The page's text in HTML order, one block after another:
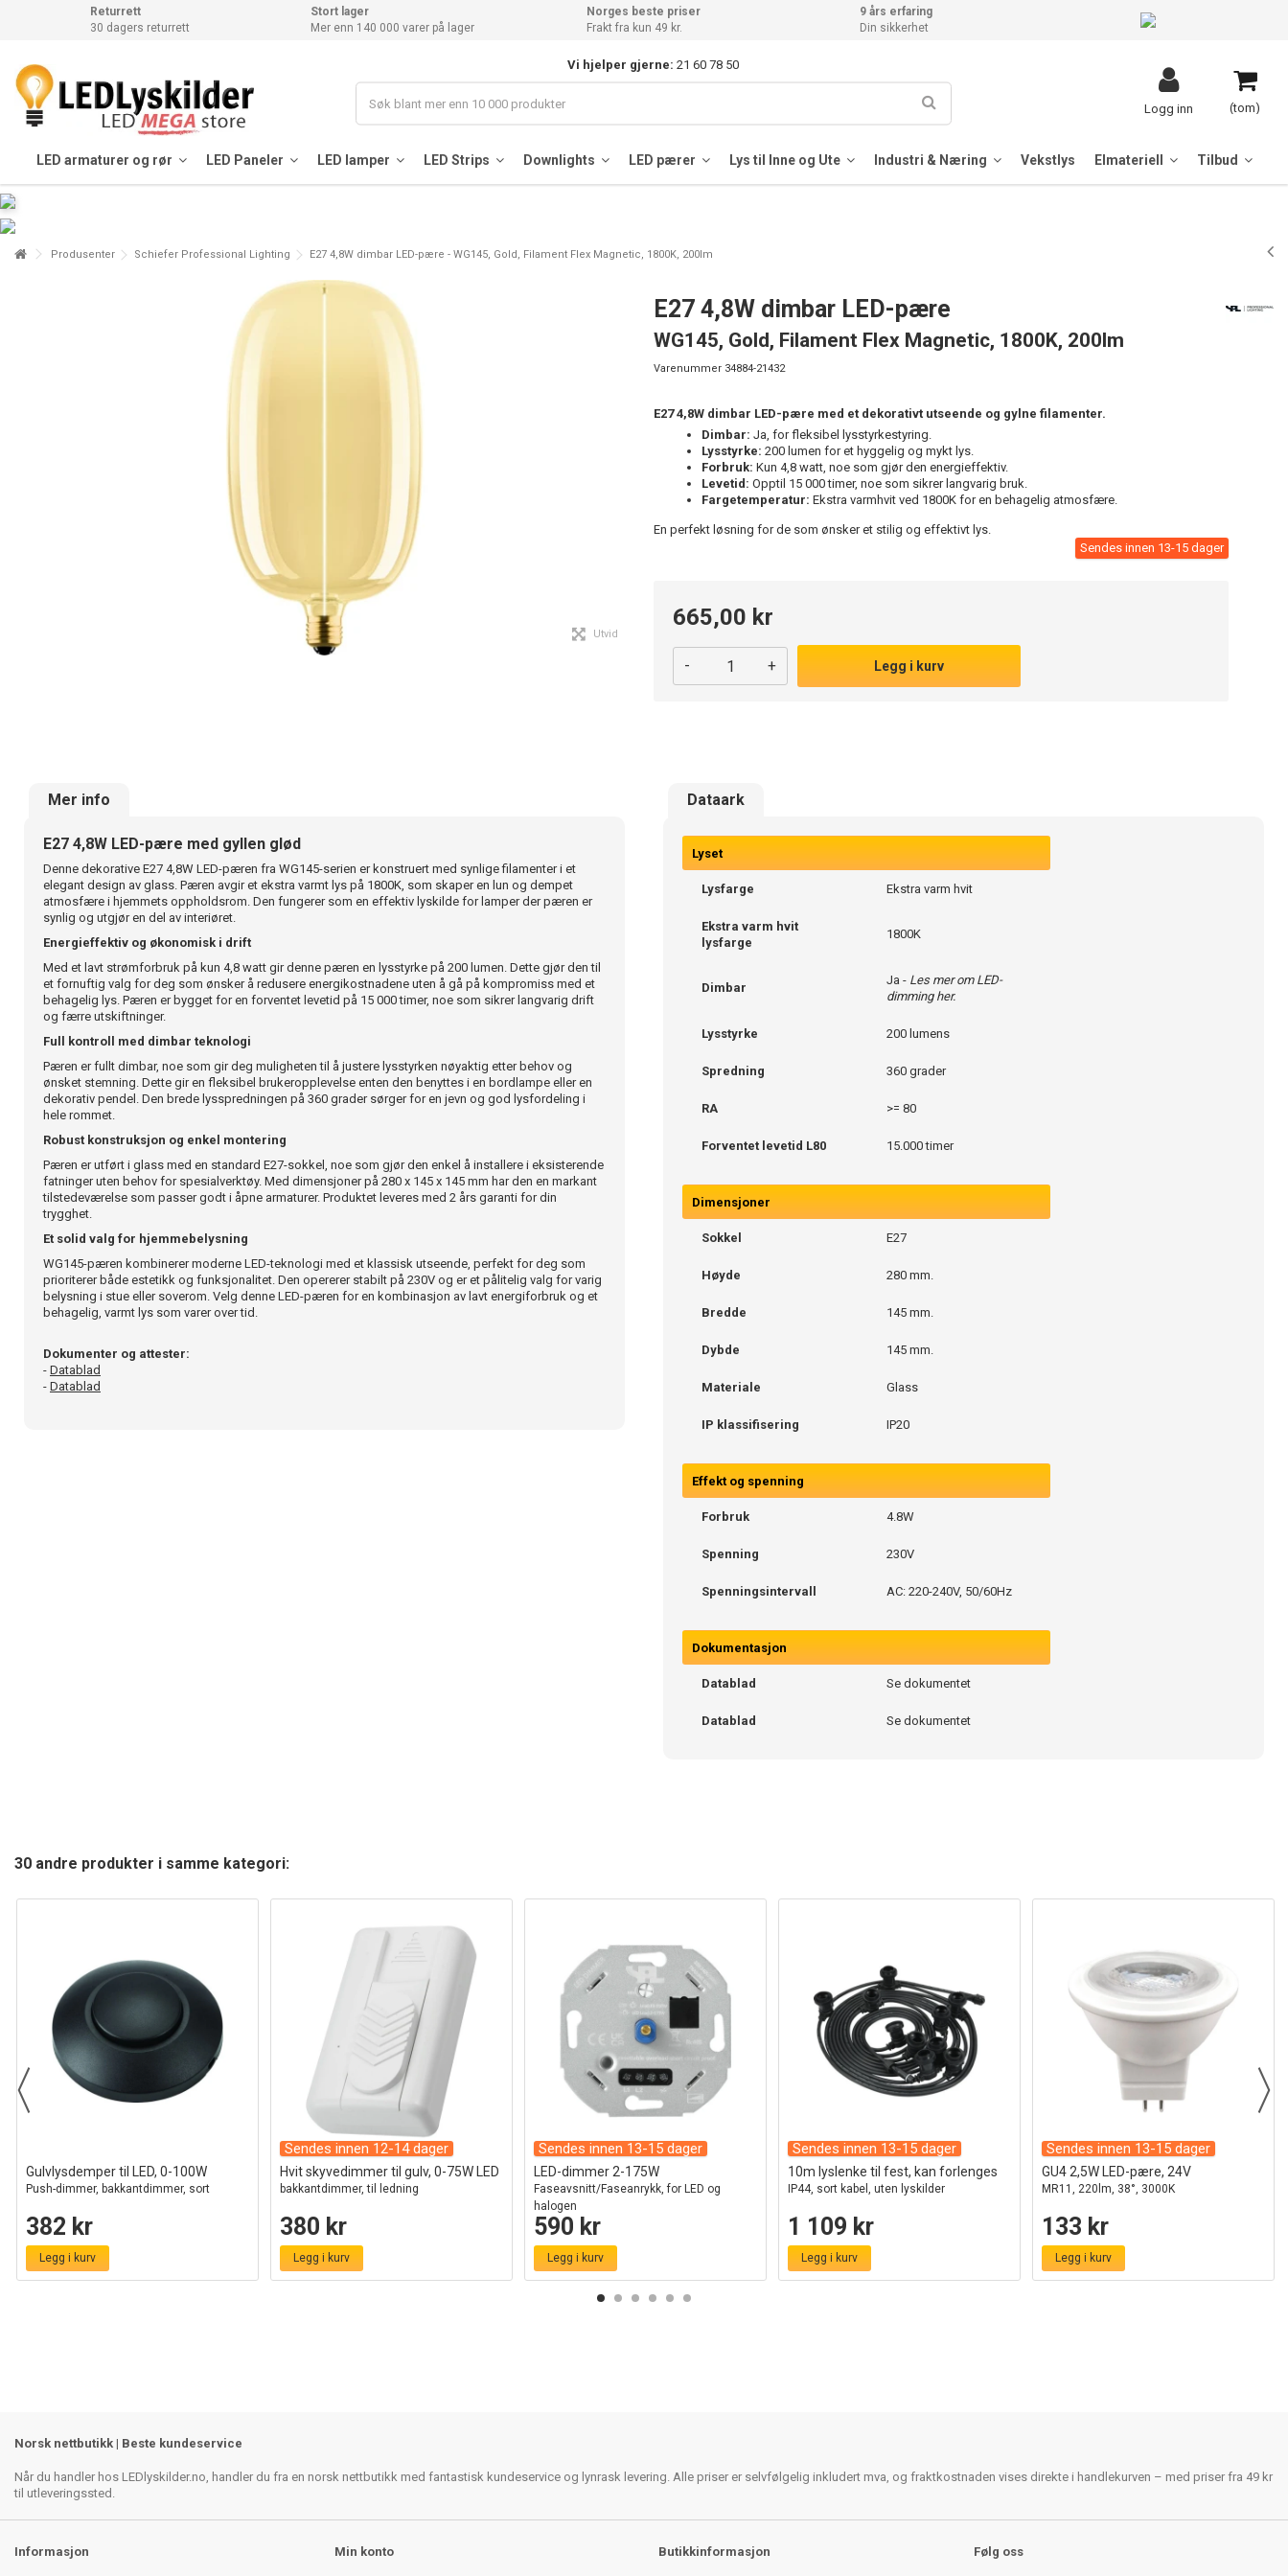
Returrett
30 dagers returrett
Stort lager
Mer enn 140 000 varer på lager
Norges beste priser
Frakt fra kun 49 kr.
9 års erfaring
Din sikkerhet
Vi hjelper gjerne: 21 60 78 50
(tom)
Logg inn
LED armaturer og rør LED Paneler LED lamper LED Strips Downlights LED pærer Lys til Inne og Ute Industri & Næring Vekstlys Elmateriell Tilbud
Produsenter Schiefer Professional Lighting E27 4,8W dimbar LED-pære - WG145, Gold, Filament Flex Magnetic, 1800K, 200lm
Utvid
E27 4,8W dimbar LED-pære
WG145, Gold, Filament Flex Magnetic, 1800K, 200lm
Varenummer 34884-21432
E27 4,8W dimbar LED-pære med et dekorativt utseende og gylne filamenter.
Dimbar: Ja, for fleksibel lysstyrkestyring.
Lysstyrke: 200 lumen for et hyggelig og mykt lys.
Forbruk: Kun 4,8 watt, noe som gjør den energieffektiv.
Levetid: Opptil 15 000 timer, noe som sikrer langvarig bruk.
Fargetemperatur: Ekstra varmhvit ved 1800K for en behagelig atmosfære.
En perfekt løsning for de som ønsker et stilig og effektivt lys.
Sendes innen 13-15 dager
665,00 kr
- + Legg i kurv
Mer info Dataark
E27 4,8W LED-pære med gyllen glød
Denne dekorative E27 4,8W LED-pæren fra WG145-serien er konstruert med synlige filamenter i et
elegant design av glass. Pæren avgir et ekstra varmt lys på 1800K, som skaper en lun og dempet
atmosfære i hjemmets oppholdsrom. Den fungerer som en effektiv lyskilde for lamper der pæren er
synlig og utgjør en del av interiøret.
Energieffektiv og økonomisk i drift
Med et lavt strømforbruk på kun 4,8 watt gir denne pæren en lysstyrke på 200 lumen. Dette gjør den til
et fornuftig valg for deg som ønsker å redusere energikostnadene uten å gå på kompromiss med et
behagelig lys. Pæren er bygget for en forventet levetid på 15 000 timer, noe som sikrer langvarig drift
og færre utskiftninger.
Full kontroll med dimbar teknologi
Pæren er fullt dimbar, noe som gir deg muligheten til å justere lysstyrken nøyaktig etter behov og
ønsket stemning. Dette gir en fleksibel brukeropplevelse enten den benyttes i en bordlampe eller en
dekorativ pendel. Den brede lysspredningen på 360 grader sørger for en jevn og god lysfordeling i
hele rommet.
Robust konstruksjon og enkel montering
Pæren er utført i glass med en standard E27-sokkel, noe som gjør den enkel å installere i eksisterende
fatninger uten behov for spesialverktøy. Med dimensjoner på 280 x 145 x 145 mm har den en markant
tilstedeværelse som passer godt i åpne armaturer. Produktet leveres med 2 års garanti for din
trygghet.
Et solid valg for hjemmebelysning
WG145-pæren kombinerer moderne LED-teknologi med et klassisk utseende, perfekt for deg som
prioriterer både estetikk og funksjonalitet. Den opererer stabilt på 230V og er et pålitelig valg for varig
belysning i stue eller soverom. Velg denne LED-pæren for en kombinasjon av lavt energiforbruk og et
behagelig, varmt lys som varer over tid.
Dokumenter og attester:
- Datablad
- Datablad
Lyset
Lysfarge Ekstra varm hvit
Ekstra varm hvit
lysfarge
1800K
Dimbar
Ja - Les mer om LED-
dimming her.
Lysstyrke 200 lumens
Spredning 360 grader
RA >= 80
Forventet levetid L80 15.000 timer
Dimensjoner
Sokkel E27
Høyde 280 mm.
Bredde 145 mm.
Dybde 145 mm.
Materiale Glass
IP klassifisering IP20
Effekt og spenning
Forbruk 4.8W
Spenning 230V
Spenningsintervall AC: 220-240V, 50/60Hz
Dokumentasjon
Datablad Se dokumentet
Datablad Se dokumentet
30 andre produkter i samme kategori:
Gulvlysdemper til LED, 0-100W
Push-dimmer, bakkantdimmer, sort
382 kr
Legg i kurv
Sendes innen 12-14 dager
Hvit skyvedimmer til gulv, 0-75W LED
bakkantdimmer, til ledning
380 kr
Legg i kurv
Sendes innen 13-15 dager
LED-dimmer 2-175W
Faseavsnitt/Faseanrykk, for LED og
halogen
590 kr
Legg i kurv
Sendes innen 13-15 dager
10m lyslenke til fest, kan forlenges
IP44, sort kabel, uten lyskilder
1 109 kr
Legg i kurv
Sendes innen 13-15 dager
GU4 2,5W LED-pære, 24V
MR11, 220lm, 38°, 3000K
133 kr
Legg i kurv
Norsk nettbutikk | Beste kundeservice
Når du handler hos LEDlyskilder.no, handler du fra en norsk nettbutikk med fantastisk kundeservice og lynrask levering. Alle priser er selvfølgelig inkludert mva, og fraktkostnaden vises direkte i handlekurven – med priser fra 49 kr
til utleveringssted.
Informasjon Min konto Butikkinformasjon Følg oss